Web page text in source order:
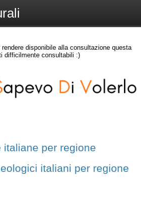
disponibile alla consultazione questa
difficilmente consultabili :)
italiane per regione
italiani per regione